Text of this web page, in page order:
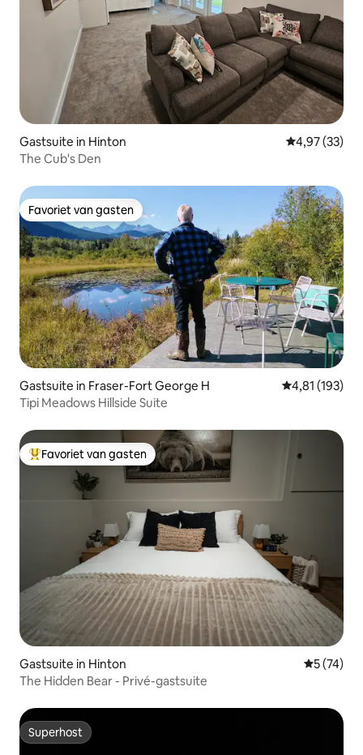
Gastsuite in Hinton Gemiddelde
4,97 (33)
The Cub's Den
Favoriet van gasten
Favoriet van gasten
Gastsuite in Fraser-Fort George H Gemiddelde
4,81 (193)
Tipi Meadows Hillside Suite
Topfavoriet van gasten
Favoriet van gasten
Gastsuite in Hinton
5 (74)
The Hidden Bear - Privé-gastsuite
Superhost
Superhost